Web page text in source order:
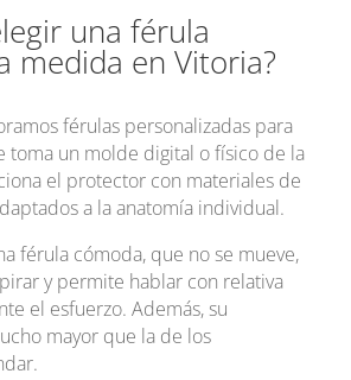
una férula
medida en Vitoria?
férulas personalizadas para
toma un molde digital o físico de la
el protector con materiales de
a la anatomía individual.
férula cómoda, que no se mueve,
y permite hablar con relativa
el esfuerzo. Además, su
mayor que la de los